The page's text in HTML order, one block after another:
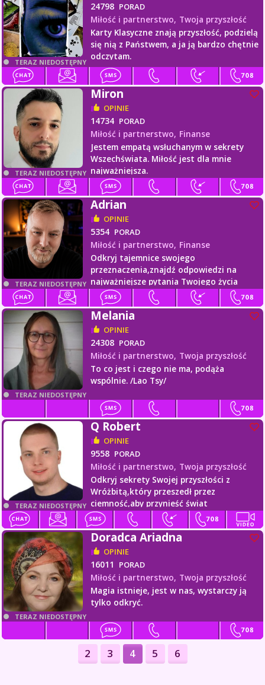
TERAZ NIEDOSTĘPNY
24798 PORAD
Miłość i partnerstwo, Twoja przyszłość
Karty Klasyczne znają przyszłość, podzielą
się nią z Państwem, a ja ją bardzo chętnie
odczytam.
TERAZ NIEDOSTĘPNY
Miron
OPINIE
14734 PORAD
Miłość i partnerstwo, Finanse
Jestem empatą wsłuchanym w sekrety
Wszechświata. Miłość jest dla mnie
najważniejsza.
TERAZ NIEDOSTĘPNY
Adrian
OPINIE
5354 PORAD
Miłość i partnerstwo, Finanse
Odkryj tajemnice swojego
przeznaczenia,znajdź odpowiedzi na
najważniejsze pytania Twojego życia
TERAZ NIEDOSTĘPNY
Melania
OPINIE
24308 PORAD
Miłość i partnerstwo, Twoja przyszłość
To co jest i czego nie ma, podąża
wspólnie. /Lao Tsy/
TERAZ NIEDOSTĘPNY
Q Robert
OPINIE
9558 PORAD
Miłość i partnerstwo, Twoja przyszłość
Odkryj sekrety Swojej przyszłości z
Wróżbitą,który przeszedł przez
ciemność,aby przynieść świat
TERAZ NIEDOSTĘPNY
Doradca Ariadna
OPINIE
16011 PORAD
Miłość i partnerstwo, Twoja przyszłość
Magia istnieje, jest w nas, wystarczy ją
tylko odkryć.
2 3 4 5 6